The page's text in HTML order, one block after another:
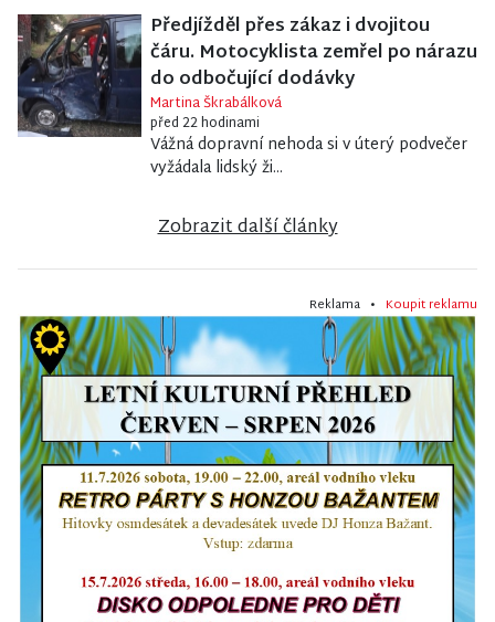
Předjížděl přes zákaz i dvojitou
čáru. Motocyklista zemřel po nárazu
do odbočující dodávky
Martina Škrabálková
před 22 hodinami
Vážná dopravní nehoda si v úterý podvečer
vyžádala lidský ži...
Zobrazit další články
Reklama • Koupit reklamu